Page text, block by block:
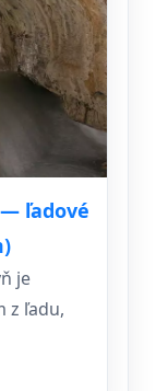
ľadové
je
z ľadu,